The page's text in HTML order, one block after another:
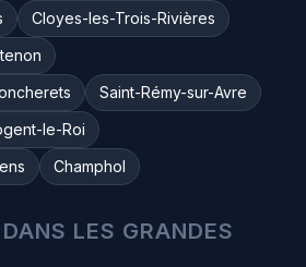
Cloyes-les-Trois-Rivières
Saint-Rémy-sur-Avre
le-Roi
Champhol
LES GRANDES